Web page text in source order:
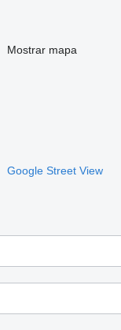
Mostrar mapa
Google Street View